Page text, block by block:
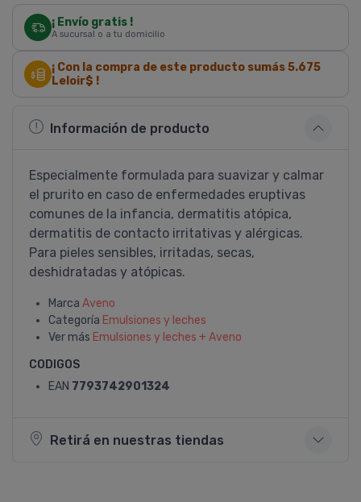
¡ Envío gratis !
A sucursal o a tu domicilio
¡ Con la compra de este producto sumás5.675
Leloir$ !
Información de producto
Especialmente formulada para suavizar y calmar
el prurito en caso de enfermedades eruptivas
comunes de la infancia, dermatitis atópica,
dermatitis de contacto irritativas y alérgicas.
Para pieles sensibles, irritadas, secas,
deshidratadas y atópicas.
Marca Aveno
Categoría Emulsiones y leches
Ver más Emulsiones y leches + Aveno
CODIGOS
EAN 7793742901324
Retirá en nuestras tiendas